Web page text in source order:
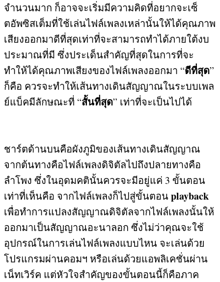
จำนวนมาก ก็อาจจะเริ่มมีความคิดที่อยากจะเซ็
ตอัพซิสเต็มที่ใช้เล่นไฟล์เพลงเหล่านั้นให้ได้คุณภาพ
เสียงออกมาดีที่สุดเท่าที่จะสามารถทำได้ภายใต้งบ
ประมาณที่มี ซึ่งประเด็นสำคัญที่สุดในการที่จะ
ทำให้ได้คุณภาพเสียงของไฟล์เพลงออกมา “ดีที่สุด”
ก็คือ ควรจะทำให้เส้นทางเดินสัญญาณในระบบเพล
ย์แบ็คมีลักษณะที่ “สั้นที่สุด” เท่าที่จะเป็นไปได้
ชาร์ตด้านบนคือผังภูมิของเส้นทางเดินสัญญาณ
จากต้นทางคือไฟล์เพลงดิจิตัลไปถึงปลายทางคือ
ลำโพง ซึ่งในอุดมคตินั้นควรจะมีอยู่แค่ 3 ขั้นตอน
เท่าที่เห็นคือ จากไฟล์เพลงก็ไปสู่ขั้นตอนplayback
เพื่อทำการแปลงสัญญาณดิจิตัลจากไฟล์เพลงนั้นให้
ออกมาเป็นสัญญาณอะนาลอก ซึ่งไม่ว่าคุณจะใช้
อุปกรณ์ในการเล่นไฟล์เพลงแบบไหน จะเล่นด้วย
โปรแกรมผ่านคอมฯ หรือเล่นด้วยแอพลิเคชั่นผ่าน
เน็ทเวิร์ค แต่หัวใจสำคัญของขั้นตอนนี้ก็คือภาค